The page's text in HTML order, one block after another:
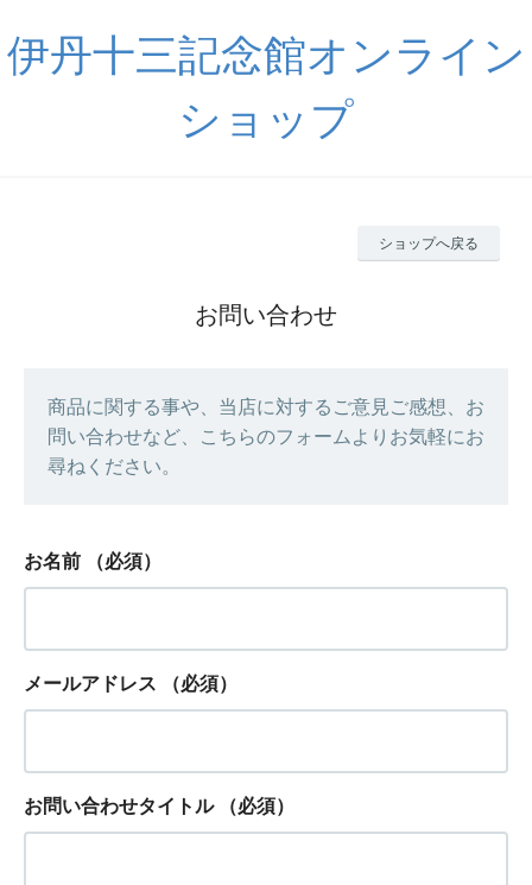
伊丹十三記念館オンライン
ショップ
ショップへ戻る
お問い合わせ
商品に関する事や、当店に対するご意見ご感想、お
問い合わせなど、こちらのフォームよりお気軽にお
尋ねください。
お名前 （必須）
メールアドレス （必須）
お問い合わせタイトル （必須）